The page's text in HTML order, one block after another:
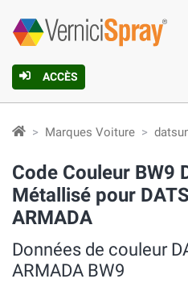
ACCÈS
Marques Voiture
Code Couleur BW9
Métallisé pour
ARMADA
Données de couleur
ARMADA BW9